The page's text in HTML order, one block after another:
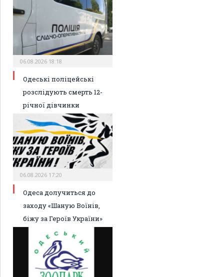
06.08.2026 18:18
Одеські поліцейські
розслідують смерть 12-
річної дівчинки
06.08.2026 17:20
Одеса долучиться до
заходу «Шаную Воїнів,
біжу за Героїв України»